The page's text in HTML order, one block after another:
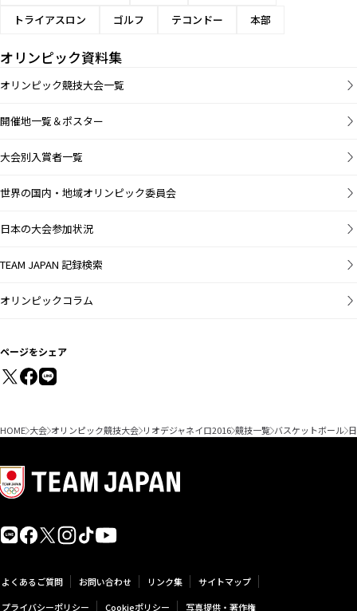
トライアスロン
ゴルフ テコンドー 本部
オリンピック資料集
オリンピック競技大会一覧
開催地一覧＆ポスター
大会別入賞者一覧
世界の国内・地域オリンピック委員会
日本の大会参加状況
TEAM JAPAN 記録検索
オリンピックコラム
ページをシェア
HOME 大会 オリンピック競技大会 リオデジャネイロ2016 競技一覧 バスケットボール
よくあるご質問 お問い合わせ リンク集
サイトマップ
プライバシーポリシー
Cookieポリシー 写真提供・著作権